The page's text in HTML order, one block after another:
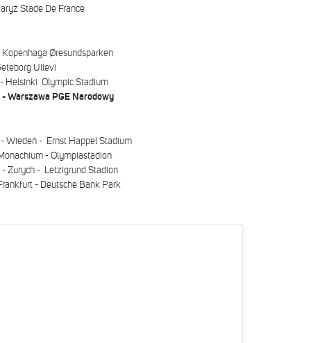
Stade De France
Øresundsparken
Ullevi
Helsinki Olympic Stadium
Warszawa PGE Narodowy
Wiedeń - Ernst Happel Stadium
- Olympiastadion
Zurych - Letzigrund Stadion
- Deutsche Bank Park